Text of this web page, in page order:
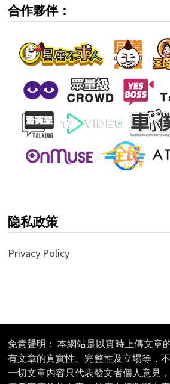
合作夥伴：
隐私政策
Privacy Policy
免責聲明： 本網站是以實時上傳文章
有文章的真實性、完整性及立場等，
一切文章內容只代表發文者個人意見